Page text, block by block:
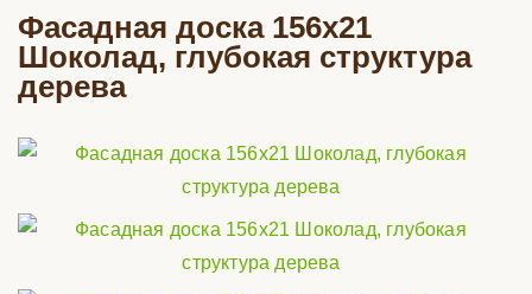
Фасадная доска 156x21
Шоколад, глубокая структура
дерева